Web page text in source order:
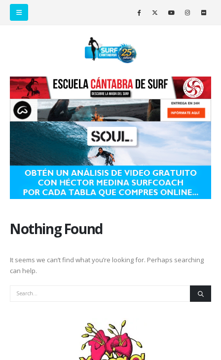
Nothing Found
It seems we can’t find what you’re looking for. Perhaps searching
can help.